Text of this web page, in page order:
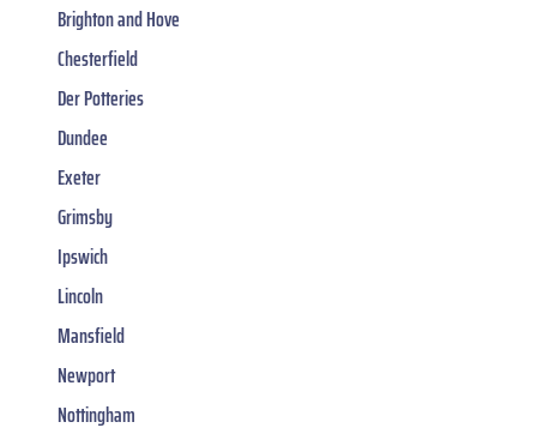
Brighton and Hove
Chesterfield
Der Potteries
Dundee
Exeter
Grimsby
Ipswich
Lincoln
Mansfield
Newport
Nottingham